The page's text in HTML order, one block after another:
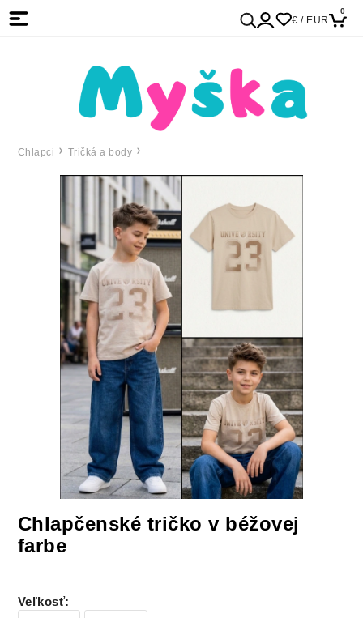
€ / EUR
0
Chlapci Tričká a body
Chlapčenské tričko v béžovej
farbe
Veľkosť: